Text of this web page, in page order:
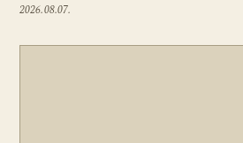
2026.08.07.